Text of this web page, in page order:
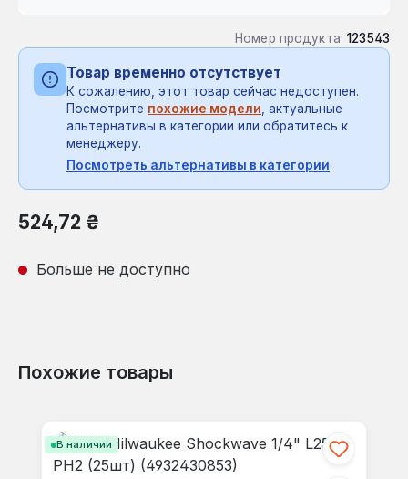
Номер продукта: 123543
Товар временно отсутствует
К сожалению, этот товар сейчас недоступен.
Посмотрите похожие модели, актуальные
альтернативы в категории или обратитесь к
менеджеру.
Посмотреть альтернативы в категории
Обычная цена:
524,72 ₴
Больше не доступно
Похожие товары
В наличии